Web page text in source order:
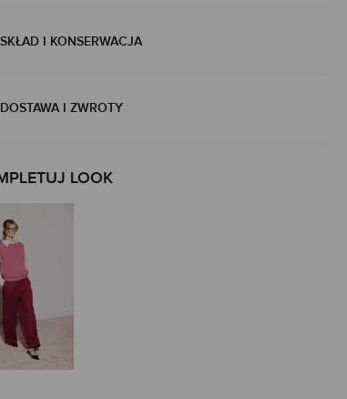
SKŁAD I KONSERWACJA
DOSTAWA I ZWROTY
LOOK